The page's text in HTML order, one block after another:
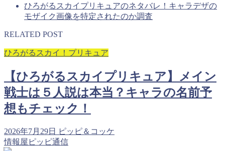
ひろがるスカイプリキュアのネタバレ！キャラデザの
モザイク画像を特定されたのか調査
RELATED POST
ひろがるスカイ！プリキュア
【ひろがるスカイプリキュア】メイン
戦士は５人説は本当？キャラの名前予
想もチェック！
2026年7月29日
ピッピ＆コッケ
情報屋ピッピ通信